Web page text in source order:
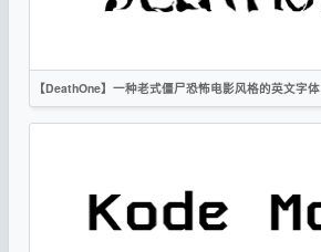
【DeathOne】一种老式僵尸恐怖电影风格的英文字体
英文